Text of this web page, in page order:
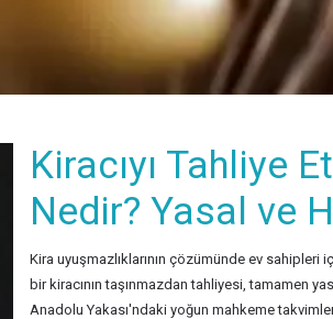
Kiracıyı Tahliye
Nedir? Yasal ve
Kira uyuşmazlıklarının çözümünde ev
bir kiracının taşınmazdan tahliyesi, tamamen
Anadolu Yakası'ndaki yoğun mahkeme